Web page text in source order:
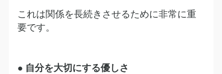
これは関係を長続きさせるために非常に重
要です。
● 自分を大切にする優しさ